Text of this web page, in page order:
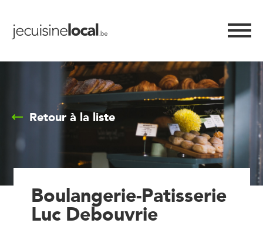
Retour à la liste
Boulangerie-Patisserie
Luc Debouvrie